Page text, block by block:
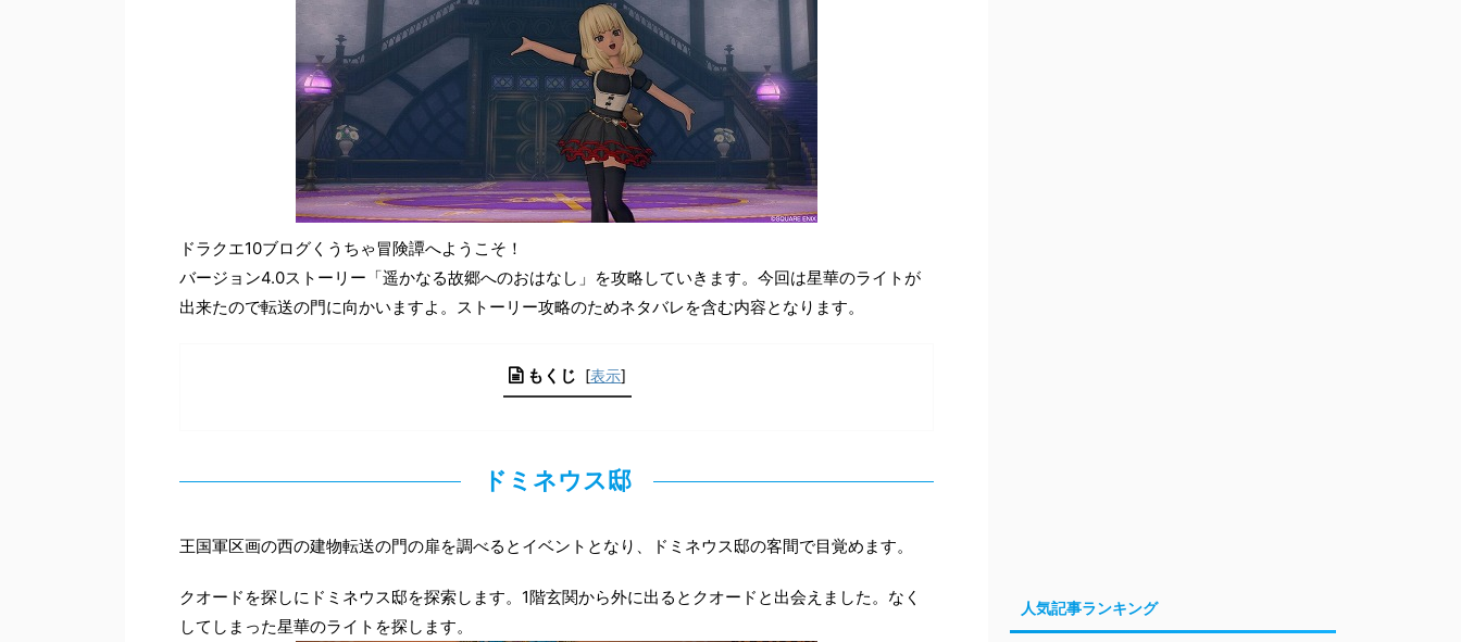
ドラクエ10ブログくうちゃ冒険譚へようこそ！
バージョン4.0ストーリー「遥かなる故郷へのおはなし」を攻略していきます。今回は星華のライトが
出来たので転送の門に向かいますよ。ストーリー攻略のためネタバレを含む内容となります。
もくじ [表示]
ドミネウス邸
王国軍区画の西の建物転送の門の扉を調べるとイベントとなり、ドミネウス邸の客間で目覚めます。
クオードを探しにドミネウス邸を探索します。1階玄関から外に出るとクオードと出会えました。なく
してしまった星華のライトを探します。
人気記事ランキング